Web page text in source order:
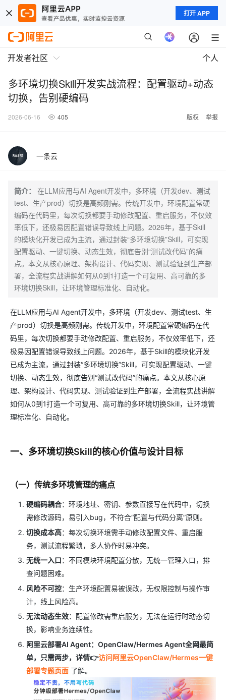
打开 APP
开发者社区 个人
多环境切换Skill开发实战流程：配置驱动+动态
切换，告别硬编码
2026-06-16 405 版权 举报
一条云
简介：
在LLM应用与AI Agent开发中，多环境（开发dev、测试
test、生产prod）切换是高频刚需。传统开发中，环境配置常硬
编码在代码里，每次切换都要手动修改配置、重启服务，不仅效
率低下，还极易因配置错误导致线上问题。2026年，基于Skill
的模块化开发已成为主流，通过封装“多环境切换”Skill，可实现
配置驱动、一键切换、动态生效，彻底告别“测试改代码”的痛
点。本文从核心原理、架构设计、代码实现、测试验证到生产部
署，全流程实战讲解如何从0到1打造一个可复用、高可靠的多
环境切换Skill，让环境管理标准化、自动化。
在LLM应用与AI Agent开发中，多环境（开发dev、测试test、生
产prod）切换是高频刚需。传统开发中，环境配置常硬编码在代
码里，每次切换都要手动修改配置、重启服务，不仅效率低下，还
极易因配置错误导致线上问题。2026年，基于Skill的模块化开发
已成为主流，通过封装“多环境切换”Skill，可实现配置驱动、一键
切换、动态生效，彻底告别“测试改代码”的痛点。本文从核心原
理、架构设计、代码实现、测试验证到生产部署，全流程实战讲解
如何从0到1打造一个可复用、高可靠的多环境切换Skill，让环境管
理标准化、自动化。
一、多环境切换Skill的核心价值与设计目标
（一）传统多环境管理的痛点
硬编码耦合：环境地址、密钥、参数直接写在代码中，切换
需修改源码，易引入bug，不符合“配置与代码分离”原则。
切换成本高：每次切换环境需手动修改配置文件、重启服
务，测试流程繁琐，多人协作时易冲突。
无统一入口：不同模块环境配置分散，无统一管理入口，排
查问题困难。
风险不可控：生产环境配置易被误改，无权限控制与操作审
计，线上风险高。
无法动态生效：配置修改需重启服务，无法在运行时动态切
换，影响业务连续性。
阿里云部署AI Agent：OpenClaw/Hermes Agent全网最简
单，只需两步，详情👉访问阿里云OpenClaw/Hermes一键
部署专题页面 了解。